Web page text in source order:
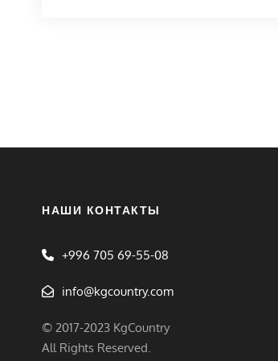
НАШИ КОНТАКТЫ
+996 705 69-55-08
info@kgcountry.com
© 2017-2023 KgCountry
All Rights Reserved.